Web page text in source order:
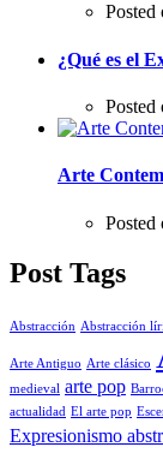
Posted
¿Qué es el
Posted
Arte
Posted
Post Tags
Abstracción Abstracción
Arte Antiguo Arte clásico
medieval arte pop
actualidad El arte pop
Expresionismo